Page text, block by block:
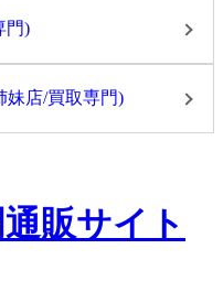
門)
店/買取専門)